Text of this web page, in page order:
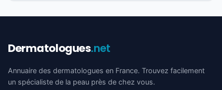
Dermatologues.net
Annuaire des dermatologues en France. Trouvez facilement
un spécialiste de la peau près de chez vous.